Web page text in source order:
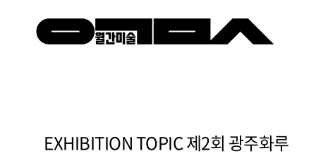
EXHIBITION TOPIC 제2회 광주화루